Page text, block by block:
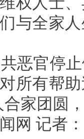
与全家
恶官停
所有帮
家团圆
网 记者